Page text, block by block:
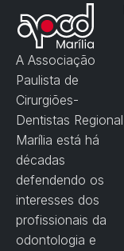
A Associação
Paulista de
Cirurgiões-
Dentistas Regional
Marília está há
décadas
defendendo os
interesses dos
profissionais da
odontologia e